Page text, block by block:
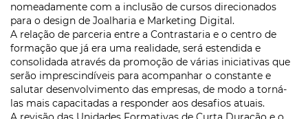
nomeadamente com a inclusão de cursos direcionados
para o design de Joalharia e Marketing Digital.
A relação de parceria entre a Contrastaria e o centro de
formação que já era uma realidade, será estendida e
consolidada através da promoção de várias iniciativas que
serão imprescindíveis para acompanhar o constante e
salutar desenvolvimento das empresas, de modo a torná-
las mais capacitadas a responder aos desafios atuais.